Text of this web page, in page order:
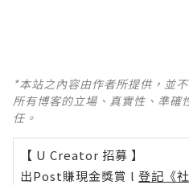
*本站之內容由作者所提供，並
所有博客的立場、真實性、準確
任。
【 U Creator 招募 】
出Post賺現金獎賞 l 登記《